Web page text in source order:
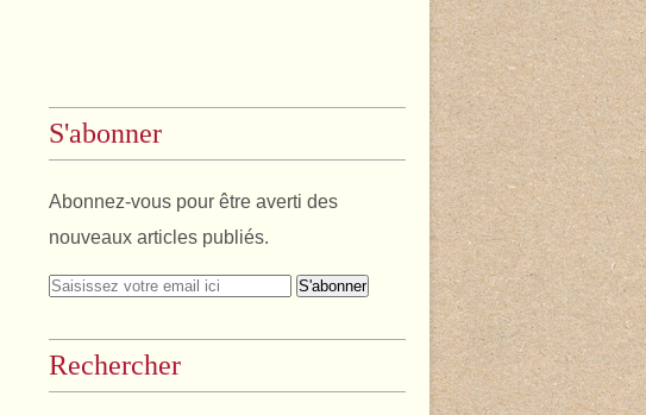
S'abonner
Abonnez-vous pour être averti des
nouveaux articles publiés.
Rechercher